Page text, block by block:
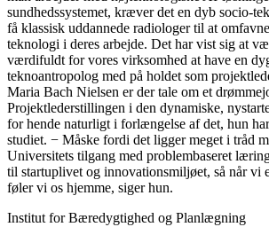
sundhedssystemet, kræver det en dyb socio-
få klassisk uddannede radiologer til at
teknologi i deres arbejde. Det har vist sig at
værdifuldt for vores virksomhed at have en
teknoantropolog med på holdet som
Maria Bach Nielsen er der tale om et
Projektlederstillingen i den dynamiske,
for hende naturligt i forlængelse af det, hun
studiet. − Måske fordi det ligger meget i tråd
Universitets tilgang med problembaseret
til startuplivet og innovationsmiljøet, så når vi
føler vi os hjemme, siger hun.
Institut for Bæredygtighed og Planlægning